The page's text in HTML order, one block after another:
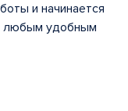
и начинается
любым удобным